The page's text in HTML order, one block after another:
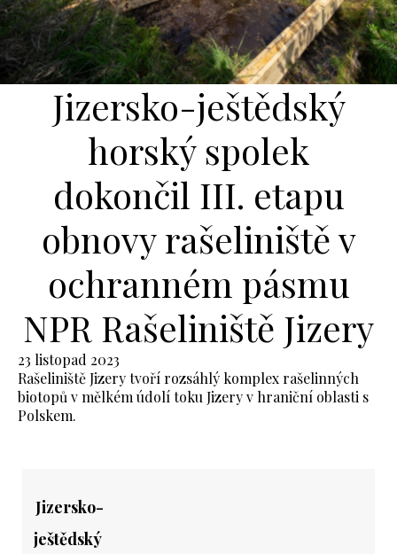
Jizersko-ještědský
horský spolek
dokončil III. etapu
obnovy rašeliniště v
ochranném pásmu
NPR Rašeliniště Jizery
23 listopad 2023
Rašeliniště Jizery tvoří rozsáhlý komplex rašelinných
biotopů v mělkém údolí toku Jizery v hraniční oblasti s
Polskem.
Jizersko-
ještědský